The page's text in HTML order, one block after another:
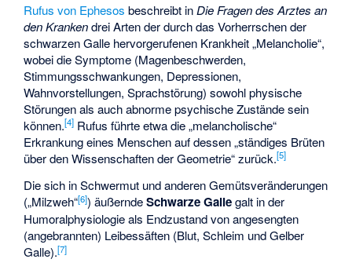
Rufus von Ephesos beschreibt inDie Fragen des Arztes an
den Krankendrei Arten der durch das Vorherrschen der
schwarzen Galle hervorgerufenen Krankheit „Melancholie“,
wobei die Symptome (Magenbeschwerden,
Stimmungsschwankungen, Depressionen,
Wahnvorstellungen, Sprachstörung) sowohl physische
Störungen als auch abnorme psychische Zustände sein
können.[4] Rufus führte etwa die „melancholische“
Erkrankung eines Menschen auf dessen „ständiges Brüten
über den Wissenschaften der Geometrie“ zurück.[5]
Die sich in Schwermut und anderen Gemütsveränderungen
(„Milzweh“[6]) äußerndeSchwarze Gallegalt in der
Humoralphysiologie als Endzustand von angesengten
(angebrannten) Leibessäften (Blut, Schleim und Gelber
Galle).[7]